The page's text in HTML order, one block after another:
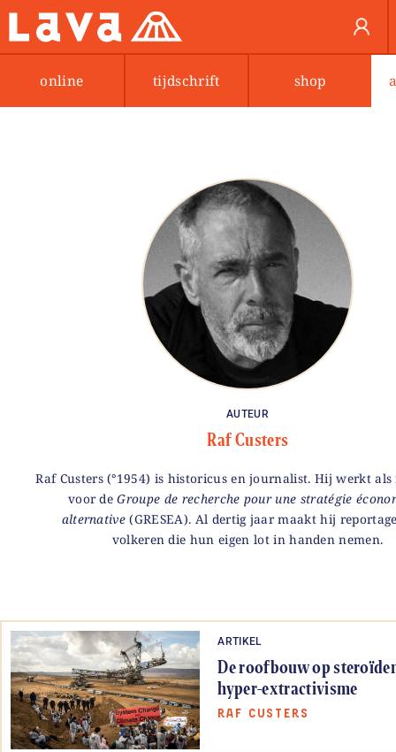
online tijdschrift shop
AUTEUR
Raf Custers
Raf Custers (°1954) is historicus en journalist. Hij werkt als
voor deGroupe de recherche pour une stratégie
alternative (GRESEA). Al dertig jaar maakt hij
volkeren die hun eigen lot in handen nemen.
ARTIKEL
De roofbouw op
hyper-extractivisme
RAF CUSTERS